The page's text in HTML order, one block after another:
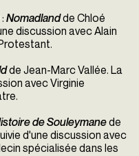
Nomadlandde Chloé
discussion avec Alain
de Jean-Marc Vallée. La
avec Virginie
de Souleymanede
d'une discussion avec
spécialisée dans les